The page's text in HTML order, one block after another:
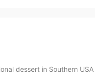
dessert in Southern